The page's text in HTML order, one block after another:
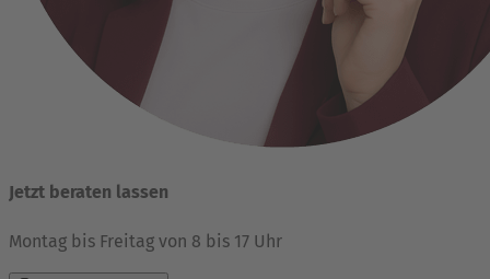
Jetzt beraten lassen
Montag bis Freitag von 8 bis 17 Uhr